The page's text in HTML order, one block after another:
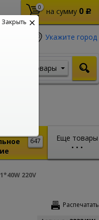
0 на сумму 0 Р
Укажите город
Товары
Еще товары
• • •
647
220V
Распечатать
Закрыть